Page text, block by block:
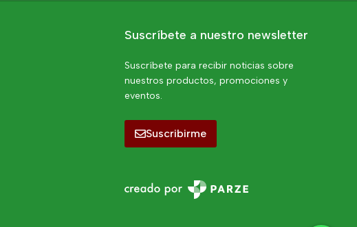
Suscríbete a nuestro newsletter
Suscríbete para recibir noticias sobre
nuestros productos, promociones y
eventos.
Suscribirme